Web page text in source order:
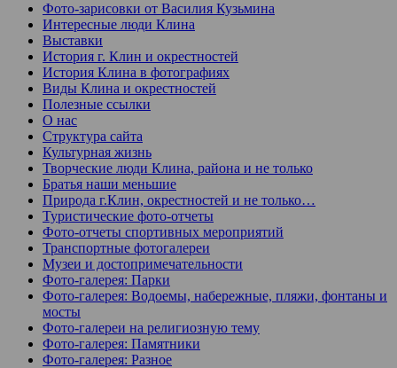
Фото-зарисовки от Василия Кузьмина
Интересные люди Клина
Выставки
История г. Клин и окрестностей
История Клина в фотографиях
Виды Клина и окрестностей
Полезные ссылки
О нас
Структура сайта
Культурная жизнь
Творческие люди Клина, района и не только
Братья наши меньшие
Природа г.Клин, окрестностей и не только…
Туристические фото-отчеты
Фото-отчеты спортивных мероприятий
Транспортные фотогалереи
Музеи и достопримечательности
Фото-галерея: Парки
Фото-галерея: Водоемы, набережные, пляжи, фонтаны и
мосты
Фото-галереи на религиозную тему
Фото-галерея: Памятники
Фото-галерея: Разное